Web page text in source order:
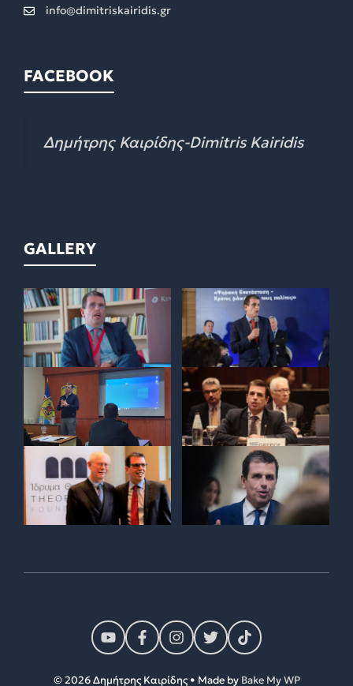
info@dimitriskairidis.gr
FACEBOOK
Δημήτρης Καιρίδης-Dimitris Kairidis
GALLERY
© 2026 Δημήτρης Καιρίδης • Made by Bake My WP